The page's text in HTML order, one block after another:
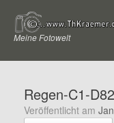
Inhalt
springen
Meine Fotowelt
Regen-C1-
Veröffentlicht am